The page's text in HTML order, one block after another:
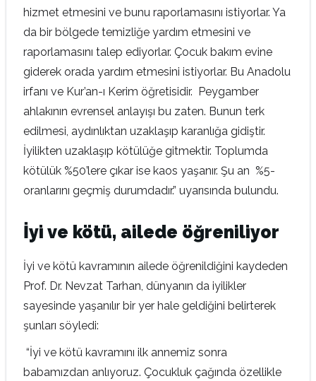
hizmet etmesini ve bunu raporlamasını istiyorlar. Ya
da bir bölgede temizliğe yardım etmesini ve
raporlamasını talep ediyorlar. Çocuk bakım evine
giderek orada yardım etmesini istiyorlar. Bu Anadolu
irfanı ve Kur’an-ı Kerim öğretisidir. Peygamber
ahlakının evrensel anlayışı bu zaten. Bunun terk
edilmesi, aydınlıktan uzaklaşıp karanlığa gidiştir.
İyilikten uzaklaşıp kötülüğe gitmektir. Toplumda
kötülük %50’lere çıkar ise kaos yaşanır. Şu an %5-
oranlarını geçmiş durumdadır.” uyarısında bulundu.
İyi ve kötü, ailede öğreniliyor
İyi ve kötü kavramının ailede öğrenildiğini kaydeden
Prof. Dr. Nevzat Tarhan, dünyanın da iyilikler
sayesinde yaşanılır bir yer hale geldiğini belirterek
şunları söyledi:
“İyi ve kötü kavramını ilk annemiz sonra
babamızdan anlıyoruz. Çocukluk çağında özellikle